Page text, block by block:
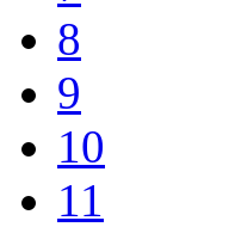
8
9
10
11